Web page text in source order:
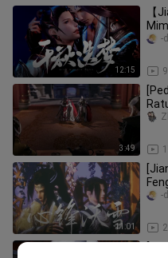
12:15
【
-
3:49
11:01
-